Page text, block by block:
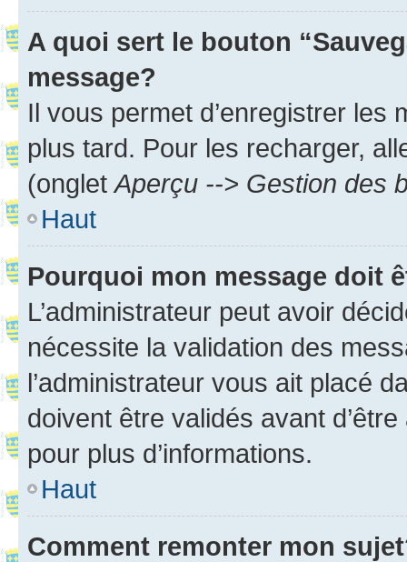
A quoi sert le bouton
message?
Il vous permet d’enregistrer
plus tard. Pour les recharger,
(onglet Aperçu --> Gestion des
Haut
Pourquoi mon message doit
L’administrateur peut avoir
nécessite la validation des
l’administrateur vous ait placé
doivent être validés avant
pour plus d’informations.
Haut
Comment remonter mon